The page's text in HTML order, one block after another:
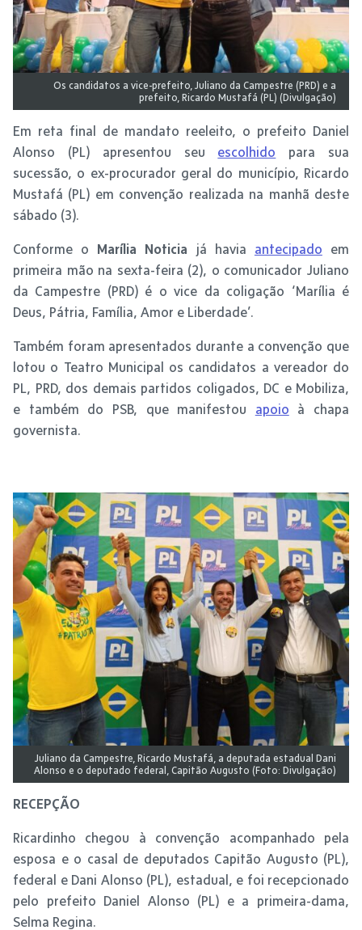
Os candidatos a vice-prefeito, Juliano da Campestre (PRD) e a
prefeito, Ricardo Mustafá (PL) (Divulgação)
Em reta final de mandato reeleito, o prefeito Daniel
Alonso (PL) apresentou seu escolhido para sua
sucessão, o ex-procurador geral do município, Ricardo
Mustafá (PL) em convenção realizada na manhã deste
sábado (3).
Conforme o Marília Noticia já havia antecipado em
primeira mão na sexta-feira (2), o comunicador Juliano
da Campestre (PRD) é o vice da coligação ‘Marília é
Deus, Pátria, Família, Amor e Liberdade’.
Também foram apresentados durante a convenção que
lotou o Teatro Municipal os candidatos a vereador do
PL, PRD, dos demais partidos coligados, DC e Mobiliza,
e também do PSB, que manifestou apoio à chapa
governista.
Juliano da Campestre, Ricardo Mustafá, a deputada estadual Dani
Alonso e o deputado federal, Capitão Augusto (Foto: Divulgação)
RECEPÇÃO
Ricardinho chegou à convenção acompanhado pela
esposa e o casal de deputados Capitão Augusto (PL),
federal e Dani Alonso (PL), estadual, e foi recepcionado
pelo prefeito Daniel Alonso (PL) e a primeira-dama,
Selma Regina.